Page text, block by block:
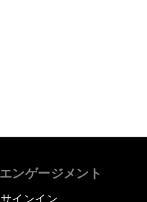
エンゲージメント
サインイン